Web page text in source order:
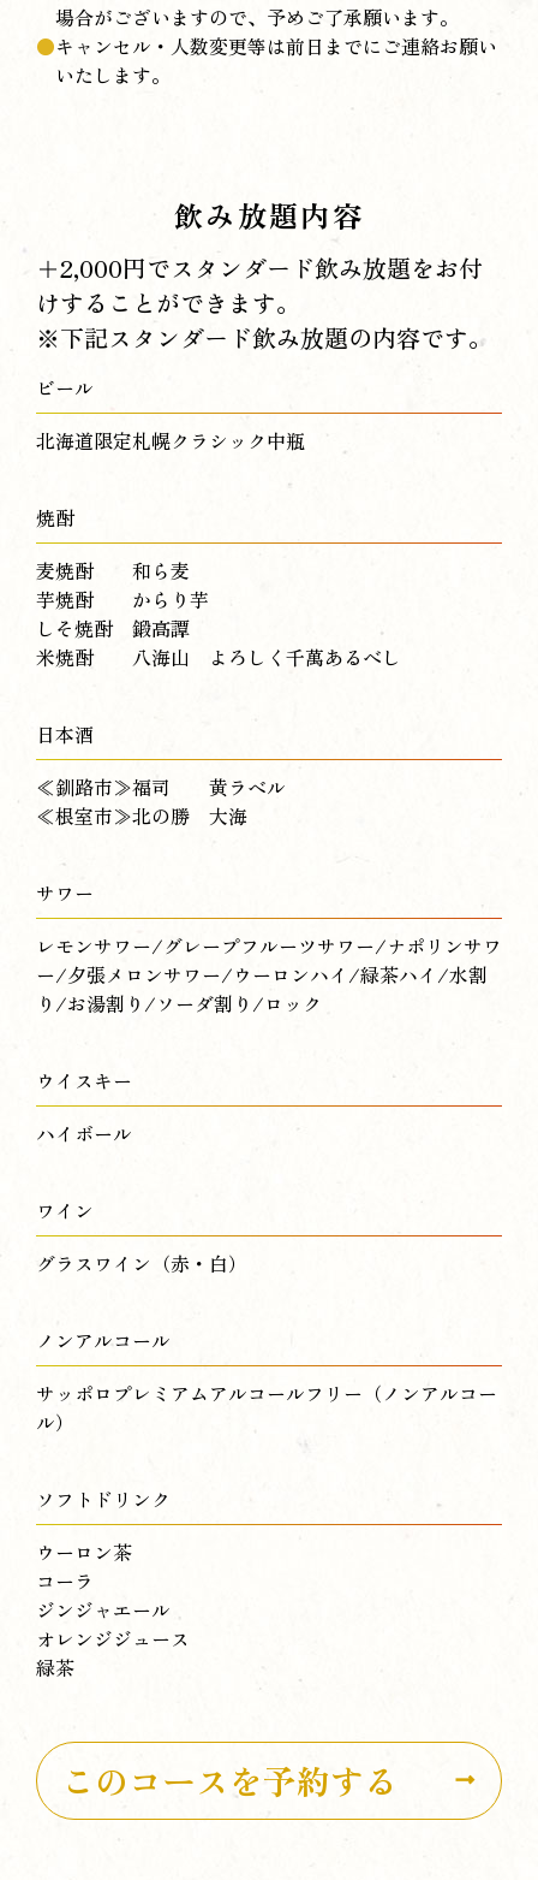
場合がございますので、予めご了承願います。
キャンセル・人数変更等は前日までにご連絡お願い
いたします。
飲み放題内容
＋2,000円でスタンダード飲み放題をお付
けすることができます。
※下記スタンダード飲み放題の内容です。
ビール
北海道限定札幌クラシック中瓶
焼酎
麦焼酎 和ら麦
芋焼酎 からり芋
しそ焼酎 鍛高譚
米焼酎 八海山 よろしく千萬あるべし
日本酒
≪釧路市≫福司 黄ラベル
≪根室市≫北の勝 大海
サワー
レモンサワー/グレープフルーツサワー/ナポリンサワ
ー/夕張メロンサワー/ウーロンハイ/緑茶ハイ/水割
り/お湯割り/ソーダ割り/ロック
ウイスキー
ハイボール
ワイン
グラスワイン（赤・白）
ノンアルコール
サッポロプレミアムアルコールフリー（ノンアルコー
ル）
ソフトドリンク
ウーロン茶
コーラ
ジンジャエール
オレンジジュース
緑茶
このコースを予約する